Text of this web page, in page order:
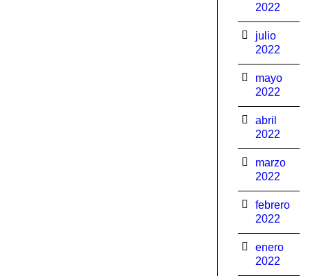
2022
julio
2022
mayo
2022
abril
2022
marzo
2022
febrero
2022
enero
2022